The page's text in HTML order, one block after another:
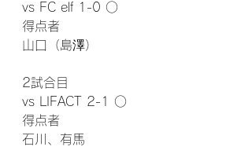
vs FC elf 1-0 ○
得点者
山口（島澤）
2試合目
vs LIFACT 2-1 ○
得点者
石川、有馬